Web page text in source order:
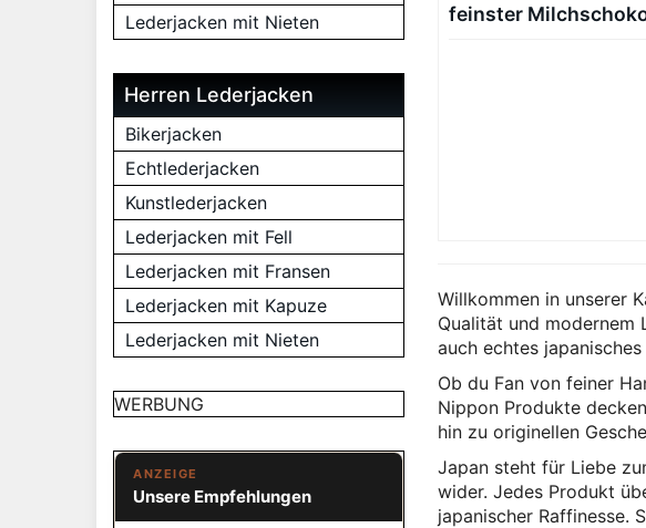
feinster
Willkommen in unserer
Qualität und modernem
auch echtes
Ob du Fan von feiner
Nippon Produkte
hin zu originellen
Japan steht für Liebe
wider. Jedes Produkt
japanischer Raffinesse.
Lederjacken mit Nieten
Herren Lederjacken
Bikerjacken
Echtlederjacken
Kunstlederjacken
Lederjacken mit Fell
Lederjacken mit Fransen
Lederjacken mit Kapuze
Lederjacken mit Nieten
WERBUNG
ANZEIGE
Unsere Empfehlungen